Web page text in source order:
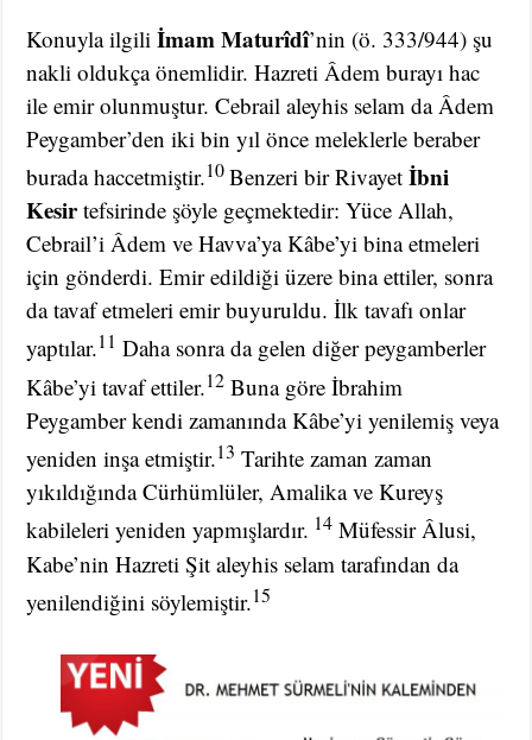
Konuyla ilgiliİmam Maturîdî’nin (ö. 333/944) şu
nakli oldukça önemlidir. Hazreti Âdem burayı hac
ile emir olunmuştur. Cebrail aleyhis selam da Âdem
Peygamber’den iki bin yıl önce meleklerle beraber
burada haccetmiştir.10Benzeri bir Rivayet İbni
Kesirtefsirinde şöyle geçmektedir: Yüce Allah,
Cebrail’i Âdem ve Havva’ya Kâbe’yi bina etmeleri
için gönderdi. Emir edildiği üzere bina ettiler, sonra
da tavaf etmeleri emir buyuruldu. İlk tavafı onlar
yaptılar.11 Daha sonra da gelen diğer peygamberler
Kâbe’yi tavaf ettiler.12 Buna göre İbrahim
Peygamber kendi zamanında Kâbe’yi yenilemiş veya
yeniden inşa etmiştir.13 Tarihte zaman zaman
yıkıldığında Cürhümlüler, Amalika ve Kureyş
kabileleri yeniden yapmışlardır. 14 Müfessir Âlusi,
Kabe’nin Hazreti Şit aleyhis selam tarafından da
yenilendiğini söylemiştir.15